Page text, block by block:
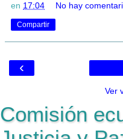
en 17:04 No hay
Compartir
‹
Ver
Comisión